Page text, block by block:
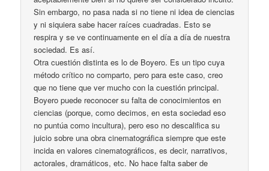
Sin embargo, no pasa nada si no tiene ni idea de ciencias
y ni siquiera sabe hacer raíces cuadradas. Esto se
respira y se ve continuamente en el día a día de nuestra
sociedad. Es así.
Otra cuestión distinta es lo de Boyero. Es un tipo cuya
método crítico no comparto, pero para este caso, creo
que no tiene que ver mucho con la cuestión principal.
Boyero puede reconocer su falta de conocimientos en
ciencias (porque, como decimos, en esta sociedad eso
no puntúa como incultura), pero eso no descalifica su
juicio sobre una obra cinematográfica siempre que este
incida en valores cinematográficos, es decir, narrativos,
actorales, dramáticos, etc. No hace falta saber de